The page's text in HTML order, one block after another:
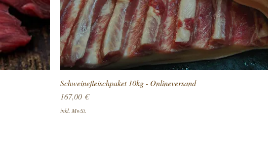
Schweinefleischpaket 10kg - Onlineversand
Preis
167,00 €
inkl. MwSt.